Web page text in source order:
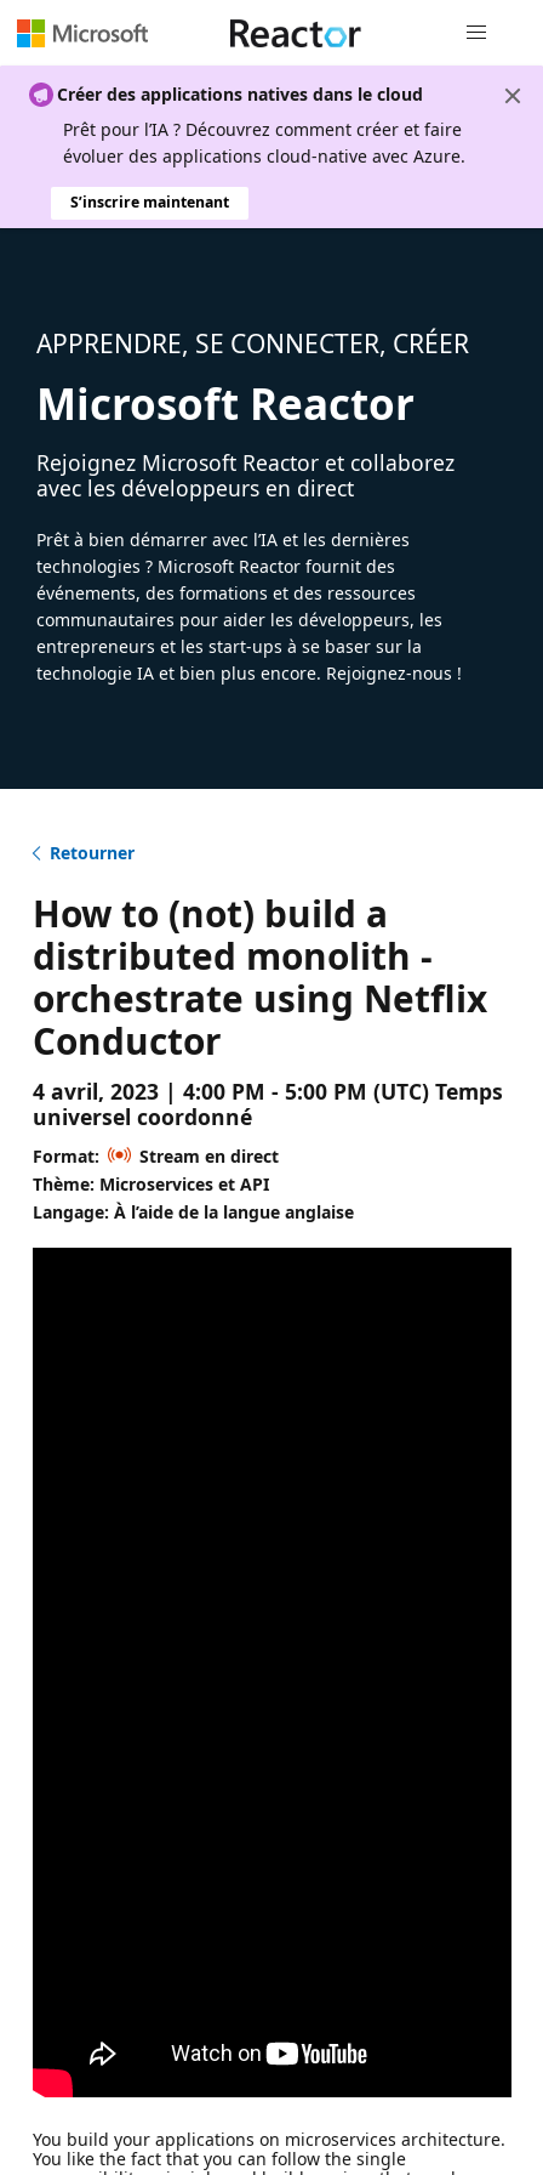
Créer des applications natives dans le cloud
Prêt pour l’IA ? Découvrez comment créer et faire
évoluer des applications cloud-native avec Azure.
S’inscrire maintenant
APPRENDRE, SE CONNECTER, CRÉER
Microsoft Reactor
Rejoignez Microsoft Reactor et collaborez
avec les développeurs en direct
Prêt à bien démarrer avec l’IA et les dernières
technologies ? Microsoft Reactor fournit des
événements, des formations et des ressources
communautaires pour aider les développeurs, les
entrepreneurs et les start-ups à se baser sur la
technologie IA et bien plus encore. Rejoignez-nous !
Retourner
How to (not) build a
distributed monolith -
orchestrate using Netflix
Conductor
4 avril, 2023 | 4:00 PM - 5:00 PM (UTC) Temps
universel coordonné
Format:
Stream en direct
Thème: Microservices et API
Langage: À l’aide de la langue anglaise
You build your applications on microservices architecture.
You like the fact that you can follow the single